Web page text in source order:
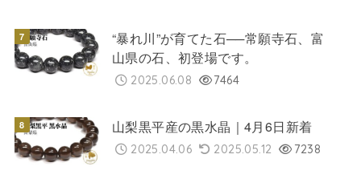
“暴れ川”が育てた石──常願寺石、富
山県の石、初登場です。
2025.06.08 7464
山梨黒平産の黒水晶｜4月6日新着
2025.04.06 2025.05.12 7238